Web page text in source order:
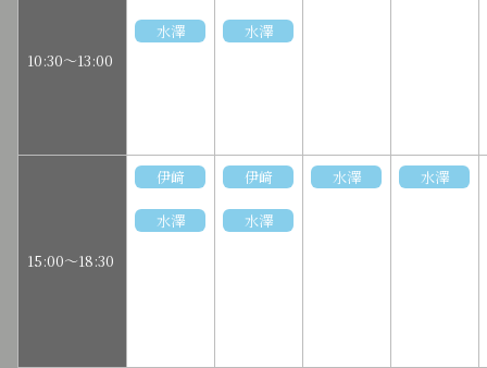
10:30～13:00
水澤 水澤
15:00～18:30
伊﨑
水澤
伊﨑
水澤
水澤 水澤